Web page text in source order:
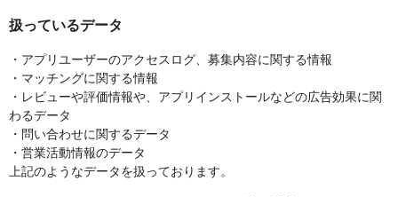
扱っているデータ
・アプリユーザーのアクセスログ、募集内容に関する情報
・マッチングに関する情報
・レビューや評価情報や、アプリインストールなどの広告効果に関
わるデータ
・問い合わせに関するデータ
・営業活動情報のデータ
上記のようなデータを扱っております。